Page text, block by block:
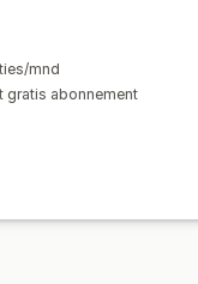
mnd
gratis abonnement